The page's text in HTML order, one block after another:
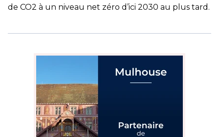
de CO2 à un niveau net zéro d’ici 2030 au plus tard.